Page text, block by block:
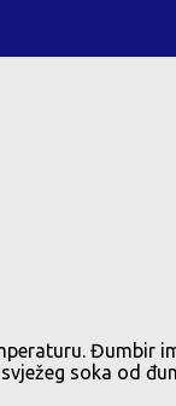
Đumbir
soka od